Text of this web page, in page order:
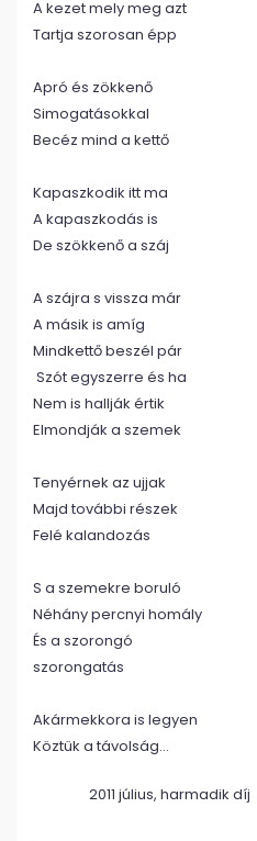
A kezet mely meg azt
Tartja szorosan épp
Apró és zökkenő
Simogatásokkal
Becéz mind a kettő
Kapaszkodik itt ma
A kapaszkodás is
De szökkenő a száj
A szájra s vissza már
A másik is amíg
Mindkettő beszél pár
Szót egyszerre és ha
Nem is hallják értik
Elmondják a szemek
Tenyérnek az ujjak
Majd további részek
Felé kalandozás
S a szemekre boruló
Néhány percnyi homály
És a szorongó
szorongatás
Akármekkora is legyen
Köztük a távolság…
2011 július, harmadik díj